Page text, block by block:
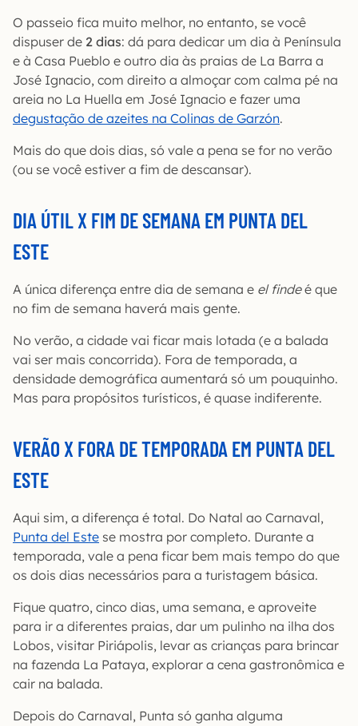
O passeio fica muito melhor, no entanto, se você
dispuser de 2 dias: dá para dedicar um dia à Península
e à Casa Pueblo e outro dia às praias de La Barra a
José Ignacio, com direito a almoçar com calma pé na
areia no La Huella em José Ignacio e fazer uma
degustação de azeites na Colinas de Garzón.
Mais do que dois dias, só vale a pena se for no verão
(ou se você estiver a fim de descansar).
DIA ÚTIL X FIM DE SEMANA EM PUNTA DEL
ESTE
A única diferença entre dia de semana e el findeé que
no fim de semana haverá mais gente.
No verão, a cidade vai ficar mais lotada (e a balada
vai ser mais concorrida). Fora de temporada, a
densidade demográfica aumentará só um pouquinho.
Mas para propósitos turísticos, é quase indiferente.
VERÃO X FORA DE TEMPORADA EM PUNTA DEL
ESTE
Aqui sim, a diferença é total. Do Natal ao Carnaval,
Punta del Este se mostra por completo. Durante a
temporada, vale a pena ficar bem mais tempo do que
os dois dias necessários para a turistagem básica.
Fique quatro, cinco dias, uma semana, e aproveite
para ir a diferentes praias, dar um pulinho na ilha dos
Lobos, visitar Piriápolis, levar as crianças para brincar
na fazenda La Pataya, explorar a cena gastronômica e
cair na balada.
Depois do Carnaval, Punta só ganha alguma